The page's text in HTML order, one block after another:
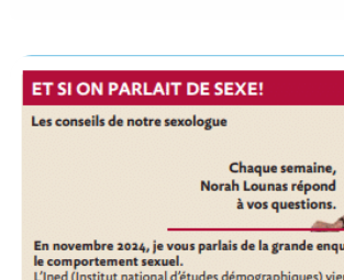
Personnes
à
vulve